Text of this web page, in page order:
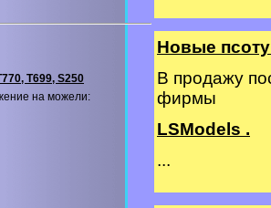
T699, S250
на можели:
Новые
В продажу
фирмы
LSModels .
...